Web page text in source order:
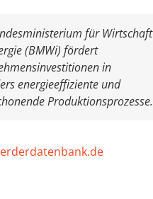
für Wirtschaft
(BMWi) fördert
in
energieeffiziente und
Produktionsprozesse.